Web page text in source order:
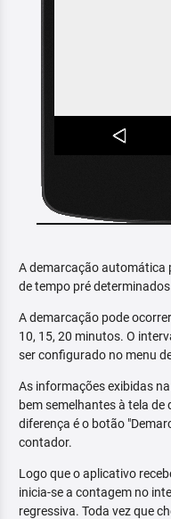
A demarcação automática
de tempo pré
A demarcação pode
10, 15, 20 minutos. O
ser configurado no menu
As informações exibidas
bem semelhantes à tela
diferença é o botão
contador.
Logo que o aplicativo
inicia-se a contagem no
regressiva. Toda vez que